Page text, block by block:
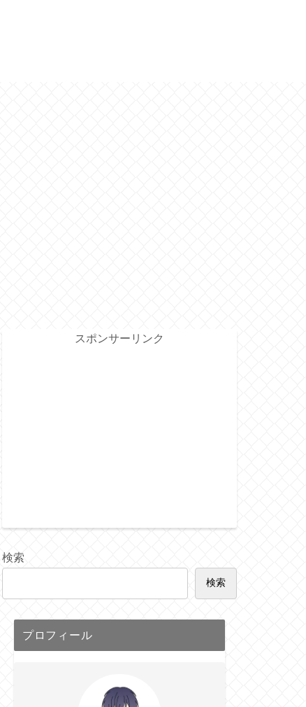
スポンサーリンク
検索
検索
プロフィール